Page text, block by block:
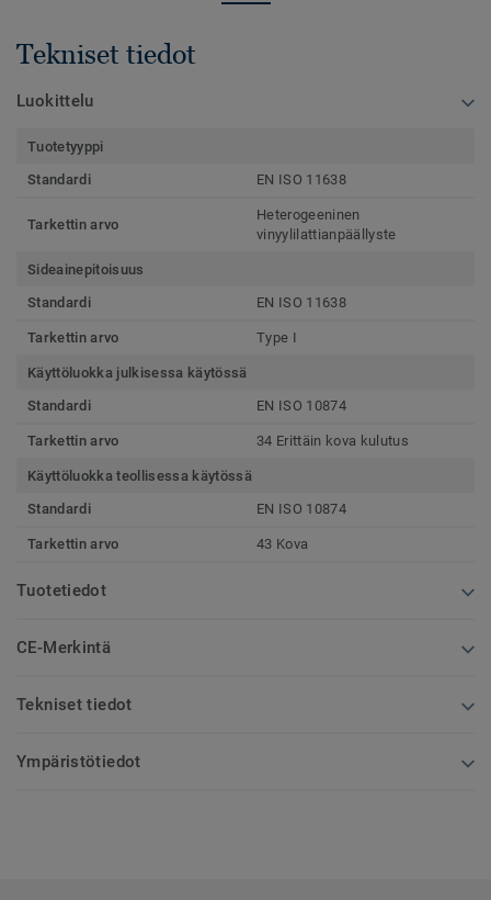
Tekniset tiedot
Luokittelu
Tuotetyyppi
Standardi
EN ISO 11638
Tarkettin arvo
Heterogeeninen
vinyylilattianpäällyste
Sideainepitoisuus
Standardi
EN ISO 11638
Tarkettin arvo Type I
Käyttöluokka julkisessa käytössä
Standardi
EN ISO 10874
Tarkettin arvo 34 Erittäin kova kulutus
Käyttöluokka teollisessa käytössä
Standardi
EN ISO 10874
Tarkettin arvo 43 Kova
Tuotetiedot
CE-Merkintä
Tekniset tiedot
Ympäristötiedot